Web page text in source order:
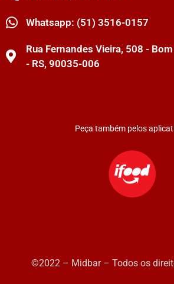
Whatsapp: (51) 3516-0157
Rua Fernandes Vieira, 508 -
- RS, 90035-006
Peça também pelos
©2022 – Midbar – Todos os